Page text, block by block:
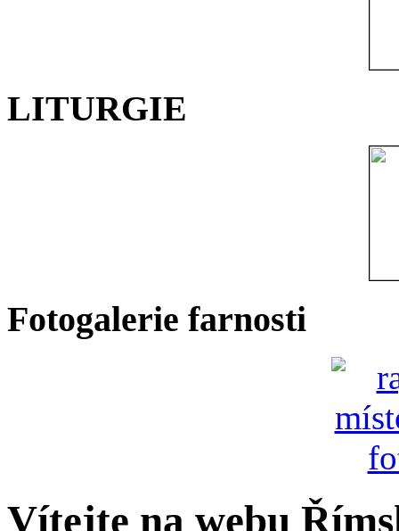
LITURGIE
Fotogalerie farnosti
Vítejte na webu